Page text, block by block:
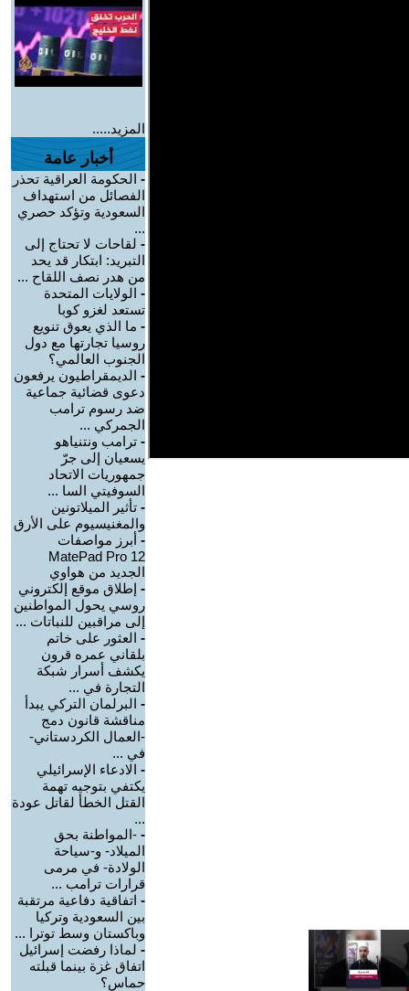
المزيد.....
أخبار عامة
- الحكومة العراقية تحذر
الفصائل من استهداف
السعودية وتؤكد حصري
...
- لقاحات لا تحتاج إلى
التبريد: ابتكار قد يحد
من هدر نصف اللقاح ...
- الولايات المتحدة
تستعد لغزو كوبا
- ما الذي يعوق تنويع
روسيا تجارتها مع دول
الجنوب العالمي؟
- الديمقراطيون يرفعون
دعوى قضائية جماعية
ضد رسوم ترامب
الجمركي ...
- ترامب ونتنياهو
يسعيان إلى جرّ
جمهوريات الاتحاد
السوفيتي السا ...
- تأثير الميلاتونين
والمغنيسيوم على الأرق
- أبرز مواصفات
MatePad Pro 12
الجديد من هواوي
- إطلاق موقع إلكتروني
روسي يحول المواطنين
إلى مراقبين للنباتات ...
- العثور على خاتم
بلقاني عمره قرون
يكشف أسرار شبكة
التجارة في ...
- البرلمان التركي يبدأ
مناقشة قانون دمج
-العمال الكردستاني-
في ...
- الادعاء الإسرائيلي
يكتفي بتوجيه تهمة
القتل الخطأ لقاتل عودة
...
- -المواطنة بحق
الميلاد- و-سياحة
الولادة- في مرمى
قرارات ترامب ...
- اتفاقية دفاعية مرتقبة
بين السعودية وتركيا
وباكستان وسط توترا ...
- لماذا رفضت إسرائيل
اتفاق غزة بينما قبلته
حماس؟